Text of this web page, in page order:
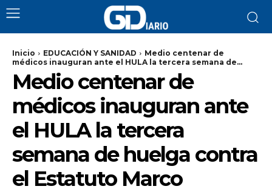
Inicio EDUCACIÓN Y SANIDAD
Medio centenar de
médicos inauguran ante el HULA la tercera semana de...
Medio centenar de
médicos inauguran ante
el HULA la tercera
semana de huelga contra
el Estatuto Marco